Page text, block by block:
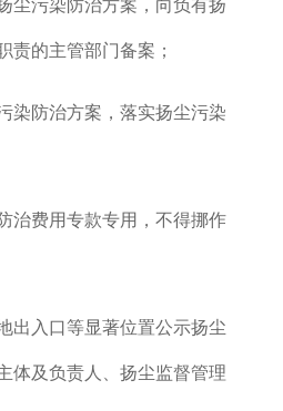
责的主管部门备案；
染防治方案，落实扬尘污染
治费用专款专用，不得挪作
出入口等显著位置公示扬尘
体及负责人、扬尘监督管理